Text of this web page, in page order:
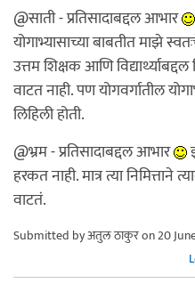
@साती - प्रतिसादाबद्दल आभार
योगाभ्यासाच्या बाबतीत माझे
उत्तम शिक्षक आणि
वाटत नाही. पण योगवर्गातील
लिहिली होती.
@भ्रम - प्रतिसादाबद्दल आभार
हरकत नाही. मात्र त्या निमित्ताने
वाटतं.
Submitted byअतुल ठाकुरon 20